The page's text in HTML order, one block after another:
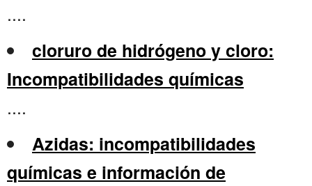
....
cloruro de hidrógeno y cloro:
Incompatibilidades químicas
....
Azidas: incompatibilidades
químicas e información de